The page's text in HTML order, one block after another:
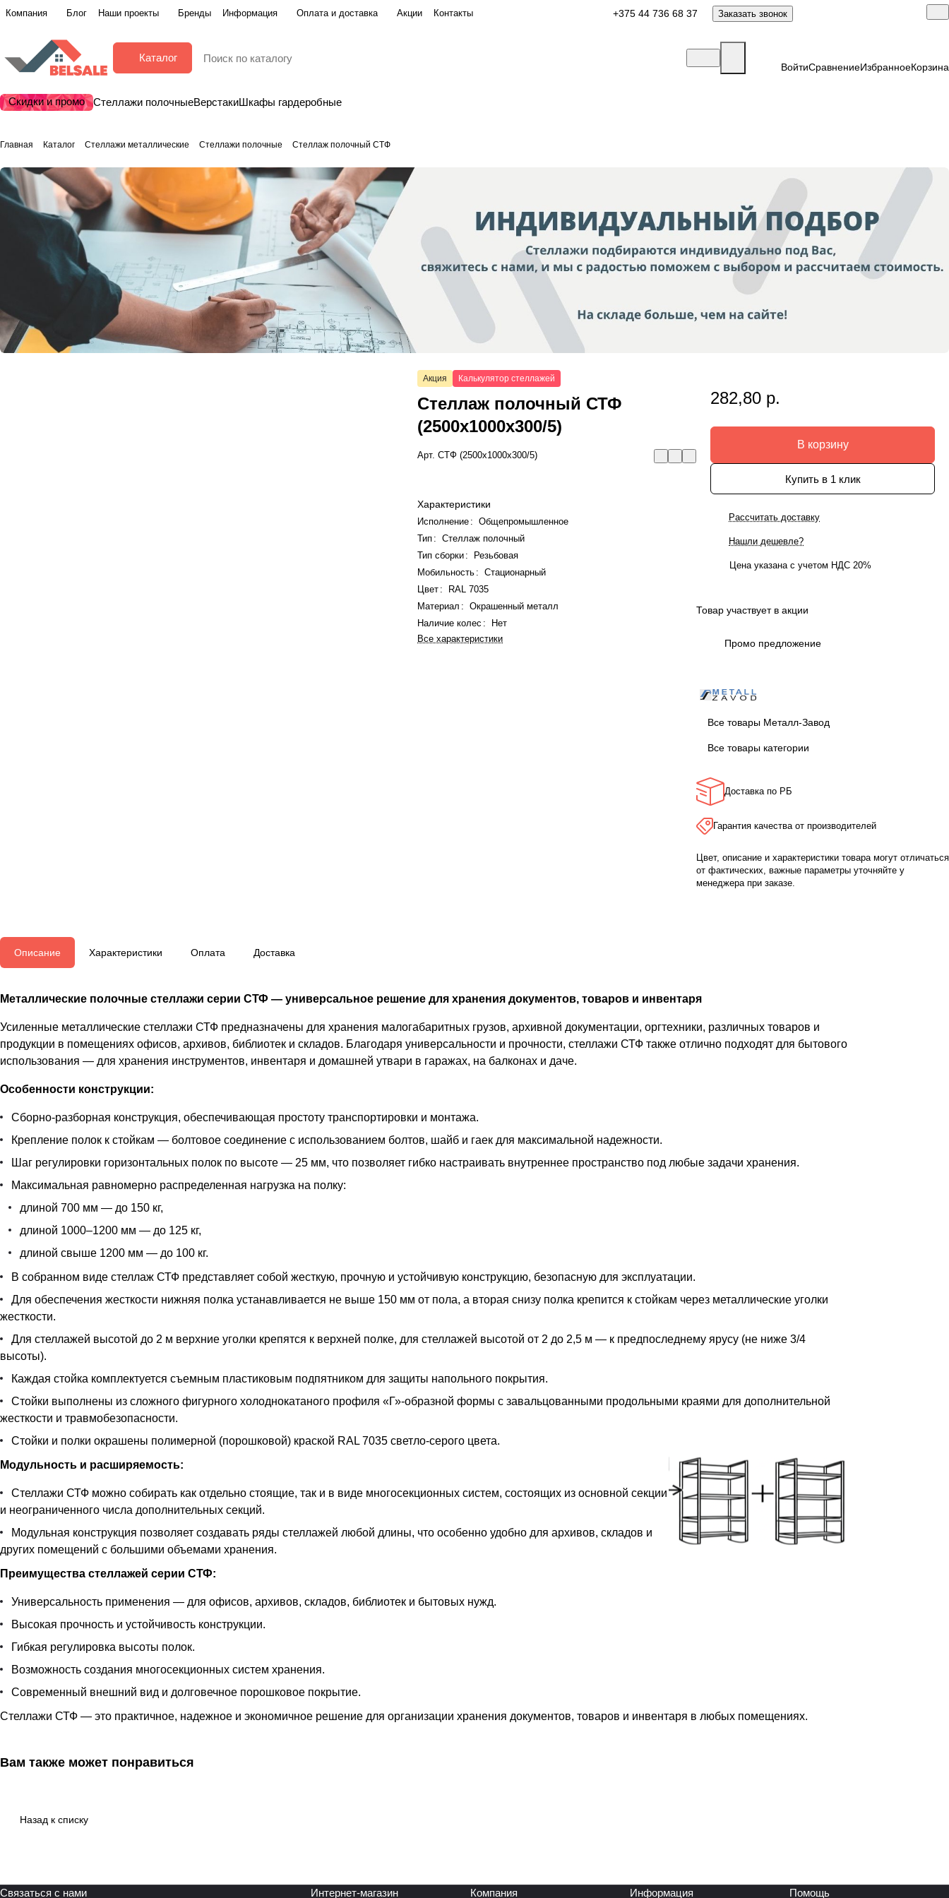
Компания Блог Наши проекты Бренды Информация Оплата и доставка Акции Контакты +375 44 736 68 37 Заказать звонок
Каталог
ВойтиСравнениеИзбранноеКорзина
Скидки и промо Стеллажи полочныеВерстакиШкафы гардеробные
Главная Каталог Стеллажи металлические Стеллажи полочные Стеллаж полочный СТФ
Акция Калькулятор стеллажей
Стеллаж полочный СТФ
(2500x1000x300/5)
Арт.СТФ (2500x1000x300/5)
Характеристики
Исполнение :
Общепромышленное
Тип :
Стеллаж полочный
Тип сборки:
Резьбовая
Мобильность :
Стационарный
Цвет :
RAL 7035
Материал :
Окрашенный металл
Наличие колес :
Нет
Все характеристики
282,80 р.
В корзину
Купить в 1 клик
Рассчитать доставку
Нашли дешевле?
Цена указана с учетом НДС 20%
Товар участвует в акции
Промо предложение
Все товары Металл-Завод
Все товары категории
Доставка по РБ
Гарантия качества от производителей
Цвет, описание и характеристики товара могут отличаться
от фактических, важные параметры уточняйте у
менеджера при заказе.
Описание Характеристики Оплата Доставка
Металлические полочные стеллажи серии СТФ — универсальное решение для хранения документов, товаров и инвентаря
Усиленные металлические стеллажи СТФ предназначены для хранения малогабаритных грузов, архивной документации, оргтехники, различных товаров и
продукции в помещениях офисов, архивов, библиотек и складов. Благодаря универсальности и прочности, стеллажи СТФ также отлично подходят для бытового
использования — для хранения инструментов, инвентаря и домашней утвари в гаражах, на балконах и даче.
Особенности конструкции:
Сборно-разборная конструкция, обеспечивающая простоту транспортировки и монтажа.
Крепление полок к стойкам — болтовое соединение с использованием болтов, шайб и гаек для максимальной надежности.
Шаг регулировки горизонтальных полок по высоте — 25 мм, что позволяет гибко настраивать внутреннее пространство под любые задачи хранения.
Максимальная равномерно распределенная нагрузка на полку:
длиной 700 мм — до 150 кг,
длиной 1000–1200 мм — до 125 кг,
длиной свыше 1200 мм — до 100 кг.
В собранном виде стеллаж СТФ представляет собой жесткую, прочную и устойчивую конструкцию, безопасную для эксплуатации.
Для обеспечения жесткости нижняя полка устанавливается не выше 150 мм от пола, а вторая снизу полка крепится к стойкам через металлические уголки
жесткости.
Для стеллажей высотой до 2 м верхние уголки крепятся к верхней полке, для стеллажей высотой от 2 до 2,5 м — к предпоследнему ярусу (не ниже 3/4
высоты).
Каждая стойка комплектуется съемным пластиковым подпятником для защиты напольного покрытия.
Стойки выполнены из сложного фигурного холоднокатаного профиля «Г»-образной формы с завальцованными продольными краями для дополнительной
жесткости и травмобезопасности.
Стойки и полки окрашены полимерной (порошковой) краской RAL 7035 светло-серого цвета.
Модульность и расширяемость:
Стеллажи СТФ можно собирать как отдельно стоящие, так и в виде многосекционных систем, состоящих из основной секции
и неограниченного числа дополнительных секций.
Модульная конструкция позволяет создавать ряды стеллажей любой длины, что особенно удобно для архивов, складов и
других помещений с большими объемами хранения.
Преимущества стеллажей серии СТФ:
Универсальность применения — для офисов, архивов, складов, библиотек и бытовых нужд.
Высокая прочность и устойчивость конструкции.
Гибкая регулировка высоты полок.
Возможность создания многосекционных систем хранения.
Современный внешний вид и долговечное порошковое покрытие.
Стеллажи СТФ — это практичное, надежное и экономичное решение для организации хранения документов, товаров и инвентаря в любых помещениях.
Вам также может понравиться
Назад к списку
Связаться с нами Интернет-магазин Компания Информация Помощь